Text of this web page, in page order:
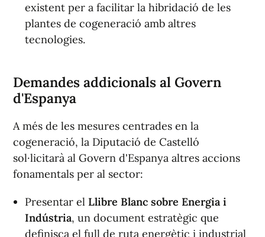
existent per a facilitar la hibridació de les
plantes de cogeneració amb altres
tecnologies.
Demandes addicionals al Govern
d'Espanya
A més de les mesures centrades en la
cogeneració, la Diputació de Castelló
sol·licitarà al Govern d'Espanya altres accions
fonamentals per al sector:
Presentar el Llibre Blanc sobre Energia i
Indústria, un document estratègic que
definisca el full de ruta energètic i industrial